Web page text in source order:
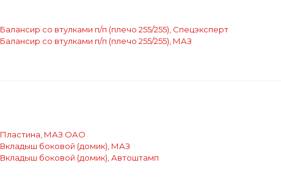
Балансир со втулками п/п (плечо 255/255), Спецэксперт
Балансир со втулками п/п (плечо 255/255), МАЗ
Пластина, МАЗ ОАО
Вкладыш боковой (домик), МАЗ
Вкладыш боковой (домик), Автоштамп